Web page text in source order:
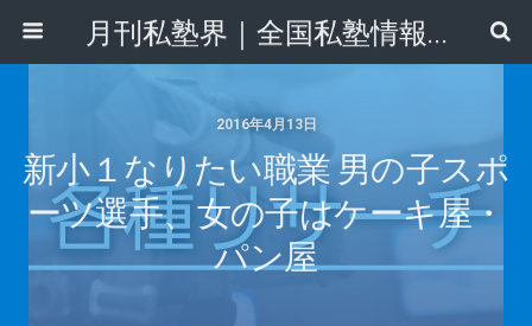
月刊私塾界｜全国私塾情報センター
2016年4月13日
新小１なりたい職業 男の子スポ
ーツ選手、女の子はケーキ屋・
パン屋